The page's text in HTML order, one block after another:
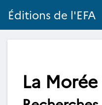
Éditions de l'EFA
La